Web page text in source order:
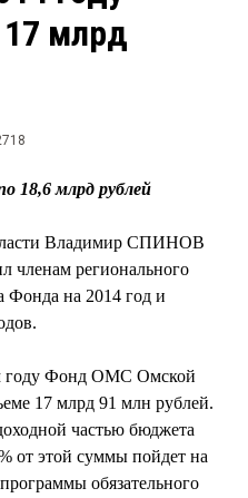
Архив
17 млрд
18,6 млрд рублей
Владимир СПИНОВ
членам регионального
Фонда на 2014 год и
году Фонд ОМС Омской
17 млрд 91 млн рублей.
частью бюджета
от этой суммы пойдет на
обязательного